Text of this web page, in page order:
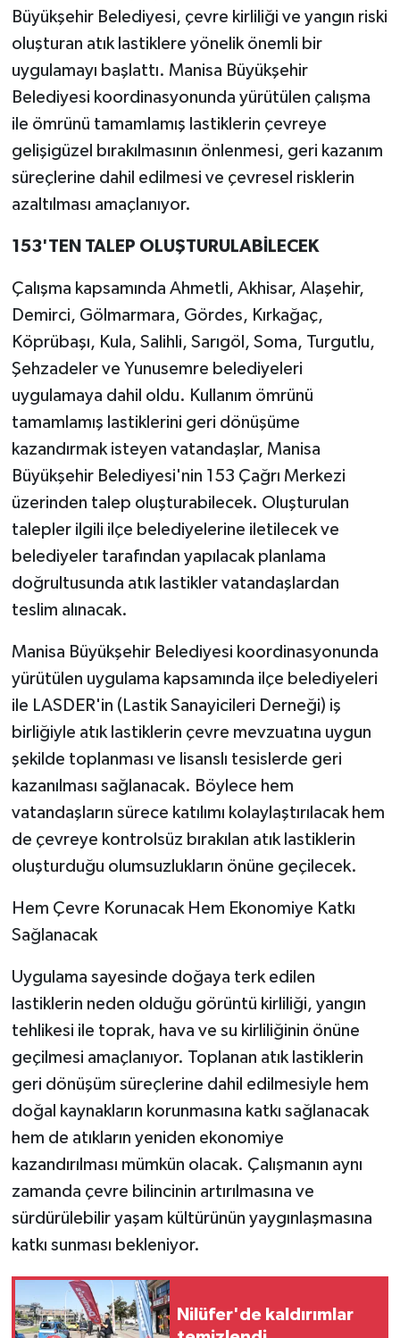
Büyükşehir Belediyesi, çevre kirliliği ve yangın riski
oluşturan atık lastiklere yönelik önemli bir
uygulamayı başlattı. Manisa Büyükşehir
Belediyesi koordinasyonunda yürütülen çalışma
ile ömrünü tamamlamış lastiklerin çevreye
gelişigüzel bırakılmasının önlenmesi, geri kazanım
süreçlerine dahil edilmesi ve çevresel risklerin
azaltılması amaçlanıyor.
153'TEN TALEP OLUŞTURULABİLECEK
Çalışma kapsamında Ahmetli, Akhisar, Alaşehir,
Demirci, Gölmarmara, Gördes, Kırkağaç,
Köprübaşı, Kula, Salihli, Sarıgöl, Soma, Turgutlu,
Şehzadeler ve Yunusemre belediyeleri
uygulamaya dahil oldu. Kullanım ömrünü
tamamlamış lastiklerini geri dönüşüme
kazandırmak isteyen vatandaşlar, Manisa
Büyükşehir Belediyesi'nin 153 Çağrı Merkezi
üzerinden talep oluşturabilecek. Oluşturulan
talepler ilgili ilçe belediyelerine iletilecek ve
belediyeler tarafından yapılacak planlama
doğrultusunda atık lastikler vatandaşlardan
teslim alınacak.
Manisa Büyükşehir Belediyesi koordinasyonunda
yürütülen uygulama kapsamında ilçe belediyeleri
ile LASDER'in (Lastik Sanayicileri Derneği) iş
birliğiyle atık lastiklerin çevre mevzuatına uygun
şekilde toplanması ve lisanslı tesislerde geri
kazanılması sağlanacak. Böylece hem
vatandaşların sürece katılımı kolaylaştırılacak hem
de çevreye kontrolsüz bırakılan atık lastiklerin
oluşturduğu olumsuzlukların önüne geçilecek.
Hem Çevre Korunacak Hem Ekonomiye Katkı
Sağlanacak
Uygulama sayesinde doğaya terk edilen
lastiklerin neden olduğu görüntü kirliliği, yangın
tehlikesi ile toprak, hava ve su kirliliğinin önüne
geçilmesi amaçlanıyor. Toplanan atık lastiklerin
geri dönüşüm süreçlerine dahil edilmesiyle hem
doğal kaynakların korunmasına katkı sağlanacak
hem de atıkların yeniden ekonomiye
kazandırılması mümkün olacak. Çalışmanın aynı
zamanda çevre bilincinin artırılmasına ve
sürdürülebilir yaşam kültürünün yaygınlaşmasına
katkı sunması bekleniyor.
Nilüfer'de kaldırımlar